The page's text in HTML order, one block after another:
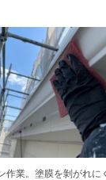
作業。塗膜を剝がれに